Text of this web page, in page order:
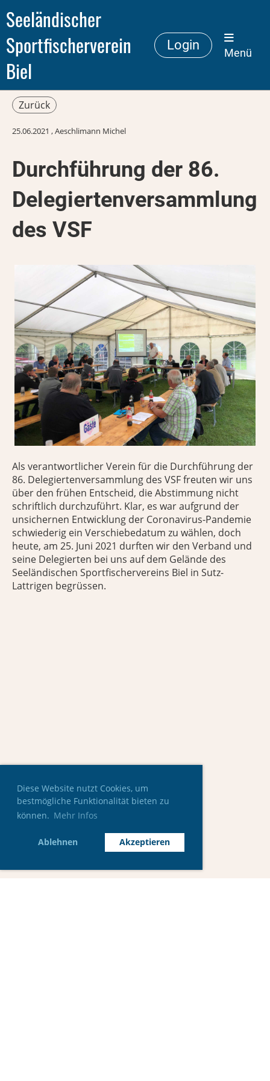
Diese Website nutzt Cookies, um
bestmögliche Funktionalität bieten zu
können. Mehr Infos
Ablehnen Akzeptieren
Seeländischer
Sportfischerverein
Biel
Login
Menü
Zurück
25.06.2021 , Aeschlimann Michel
Durchführung der 86.
Delegiertenversammlung
des VSF
Als verantwortlicher Verein für die Durchführung der
86. Delegiertenversammlung des VSF freuten wir uns
über den frühen Entscheid, die Abstimmung nicht
schriftlich durchzuführt. Klar, es war aufgrund der
unsichernen Entwicklung der Coronavirus-Pandemie
schwiederig ein Verschiebedatum zu wählen, doch
heute, am 25. Juni 2021 durften wir den Verband und
seine Delegierten bei uns auf dem Gelände des
Seeländischen Sportfischervereins Biel in Sutz-
Lattrigen begrüssen.